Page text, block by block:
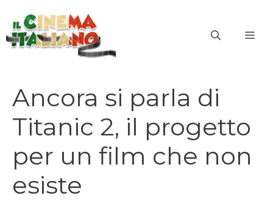
contenuto
Ancora si parla di
Titanic 2, il progetto
per un film che non
esiste